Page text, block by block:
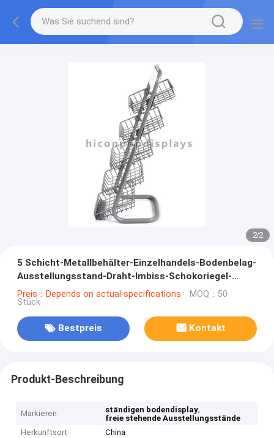
2/2
5 Schicht-Metallbehälter-Einzelhandels-Bodenbelag-
Ausstellungsstand-Draht-Imbiss-Schokoriegel-
Ausstellungsstand
Preis：Depends on actual specifications MOQ：50
Stück
Bestpreis Kontakt
Produkt-Beschreibung
Markieren ständigen bodendisplay,
freie stehende Ausstellungsstände
Herkunftsort
China